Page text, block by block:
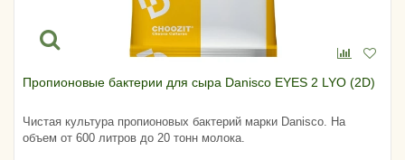
Пропионовые бактерии для сыра Danisco EYES 2 LYO (2D)
Чистая культура пропионовых бактерий марки Danisco. На
объем от 600 литров до 20 тонн молока.